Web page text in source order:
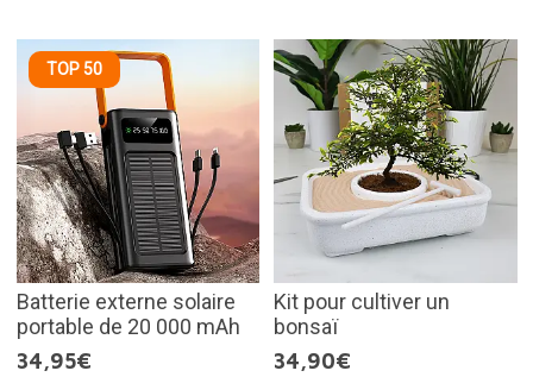
TOP 50
Batterie externe solaire
portable de 20 000 mAh
34,95€
Kit pour cultiver un
bonsaï
34,90€